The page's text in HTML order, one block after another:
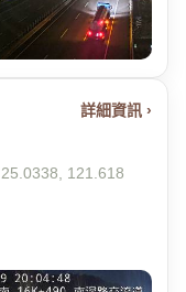
詳細資訊 ›
25.0338, 121.618